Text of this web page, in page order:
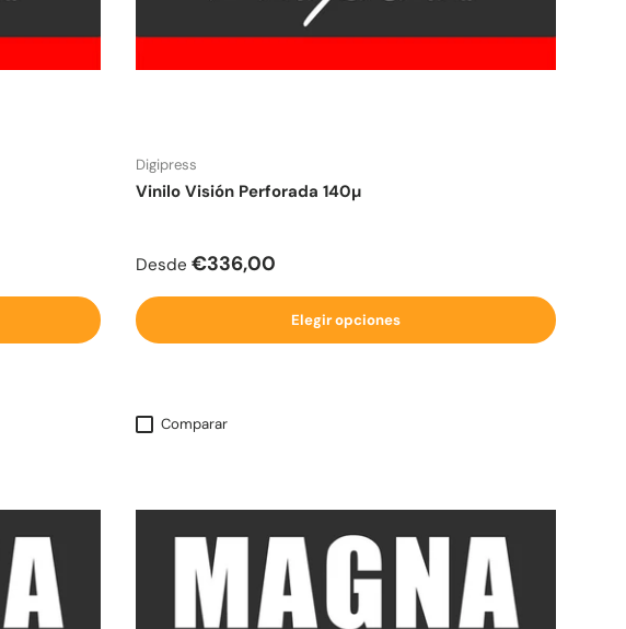
Digipress
Vinilo Visión Perforada 140µ
Precio normal
Desde €336,00
Elegir opciones
Comparar